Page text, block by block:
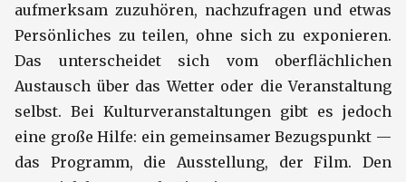
aufmerksam zuzuhören, nachzufragen und etwas
Persönliches zu teilen, ohne sich zu exponieren.
Das unterscheidet sich vom oberflächlichen
Austausch über das Wetter oder die Veranstaltung
selbst. Bei Kulturveranstaltungen gibt es jedoch
eine große Hilfe: ein gemeinsamer Bezugspunkt —
das Programm, die Ausstellung, der Film. Den